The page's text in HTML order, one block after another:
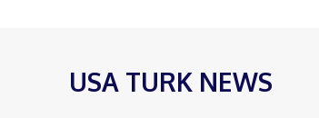
USA TURK NEWS